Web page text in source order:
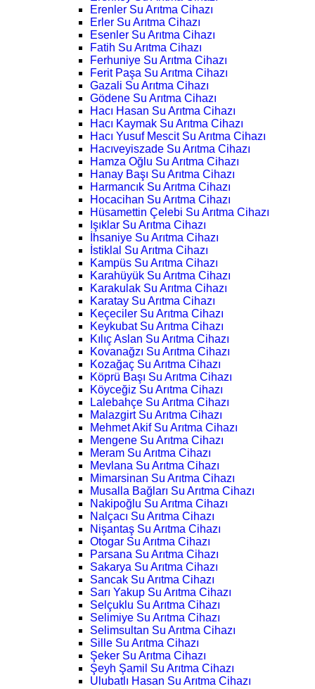
Erenler Su Arıtma Cihazı
Erler Su Arıtma Cihazı
Esenler Su Arıtma Cihazı
Fatih Su Arıtma Cihazı
Ferhuniye Su Arıtma Cihazı
Ferit Paşa Su Arıtma Cihazı
Gazali Su Arıtma Cihazı
Gödene Su Arıtma Cihazı
Hacı Hasan Su Arıtma Cihazı
Hacı Kaymak Su Arıtma Cihazı
Hacı Yusuf Mescit Su Arıtma Cihazı
Hacıveyiszade Su Arıtma Cihazı
Hamza Oğlu Su Arıtma Cihazı
Hanay Başı Su Arıtma Cihazı
Harmancık Su Arıtma Cihazı
Hocacihan Su Arıtma Cihazı
Hüsamettin Çelebi Su Arıtma Cihazı
Işıklar Su Arıtma Cihazı
İhsaniye Su Arıtma Cihazı
İstiklal Su Arıtma Cihazı
Kampüs Su Arıtma Cihazı
Karahüyük Su Arıtma Cihazı
Karakulak Su Arıtma Cihazı
Karatay Su Arıtma Cihazı
Keçeciler Su Arıtma Cihazı
Keykubat Su Arıtma Cihazı
Kılıç Aslan Su Arıtma Cihazı
Kovanağzı Su Arıtma Cihazı
Kozağaç Su Arıtma Cihazı
Köprü Başı Su Arıtma Cihazı
Köyceğiz Su Arıtma Cihazı
Lalebahçe Su Arıtma Cihazı
Malazgirt Su Arıtma Cihazı
Mehmet Akif Su Arıtma Cihazı
Mengene Su Arıtma Cihazı
Meram Su Arıtma Cihazı
Mevlana Su Arıtma Cihazı
Mimarsinan Su Arıtma Cihazı
Musalla Bağları Su Arıtma Cihazı
Nakipoğlu Su Arıtma Cihazı
Nalçacı Su Arıtma Cihazı
Nişantaş Su Arıtma Cihazı
Otogar Su Arıtma Cihazı
Parsana Su Arıtma Cihazı
Sakarya Su Arıtma Cihazı
Sancak Su Arıtma Cihazı
Sarı Yakup Su Arıtma Cihazı
Selçuklu Su Arıtma Cihazı
Selimiye Su Arıtma Cihazı
Selimsultan Su Arıtma Cihazı
Sille Su Arıtma Cihazı
Şeker Su Arıtma Cihazı
Şeyh Şamil Su Arıtma Cihazı
Ulubatlı Hasan Su Arıtma Cihazı